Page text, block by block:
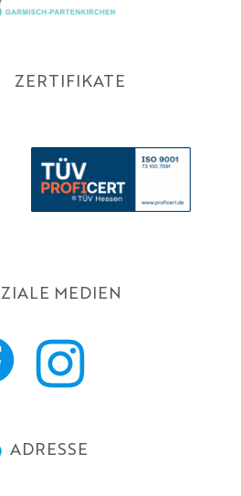
ZERTIFIKATE
MEDIEN
ADRESSE